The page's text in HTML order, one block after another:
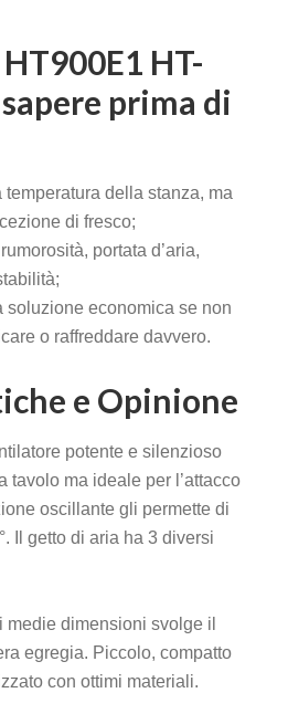
HT-
prima di
temperatura della stanza, ma
di fresco;
portata d’aria,
soluzione economica se non
o raffreddare davvero.
e Opinione
potente e silenzioso
tavolo ma ideale per l’attacco
oscillante gli permette di
Il getto di aria ha 3 diversi
dimensioni svolge il
egregia. Piccolo, compatto
con ottimi materiali.